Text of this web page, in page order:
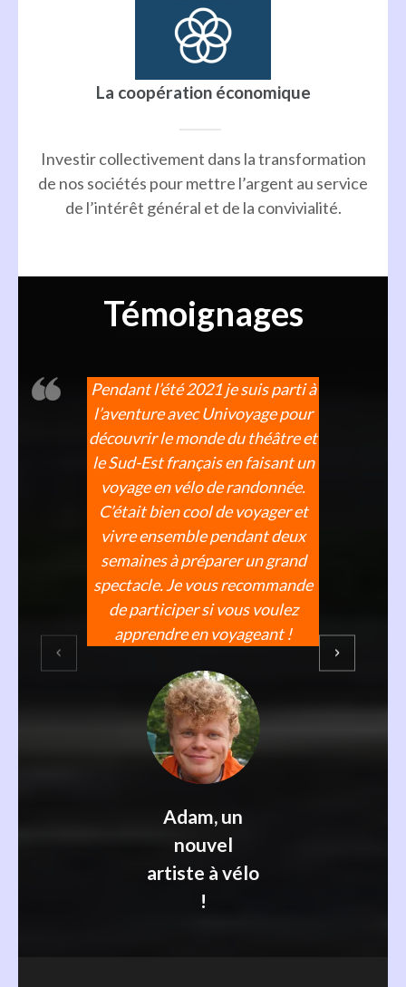
La coopération économique
Investir collectivement dans la transformation
de nos sociétés pour mettre l’argent au service
de l’intérêt général et de la convivialité.
Témoignages
Pendant l’été 2021 je suis parti à
l’aventure avec Univoyage pour
découvrir le monde du théâtre et
le Sud-Est français en faisant un
voyage en vélo de randonnée.
C’était bien cool de voyager et
vivre ensemble pendant deux
semaines à préparer un grand
spectacle. Je vous recommande
de participer si vous voulez
apprendre en voyageant !
Adam, un
nouvel
artiste à vélo
!